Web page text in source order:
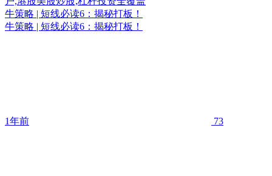
牛策略 | 短线必读6：揭秘打板！
牛策略 | 短线必读6：揭秘打板！
1年前 73